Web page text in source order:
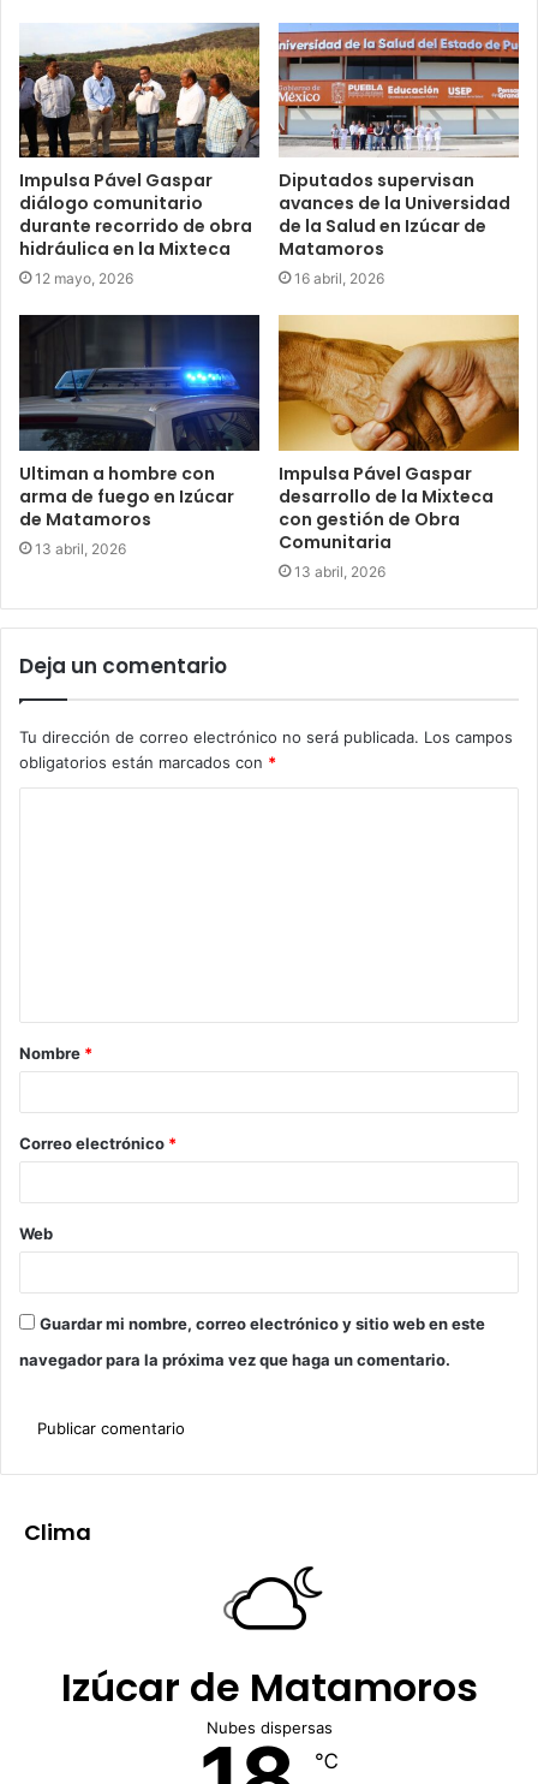
Impulsa Pável Gaspar
diálogo comunitario
durante recorrido de obra
hidráulica en la Mixteca
12 mayo, 2026
Diputados supervisan
avances de la Universidad
de la Salud en Izúcar de
Matamoros
16 abril, 2026
Ultiman a hombre con
arma de fuego en Izúcar
de Matamoros
13 abril, 2026
Impulsa Pável Gaspar
desarrollo de la Mixteca
con gestión de Obra
Comunitaria
13 abril, 2026
Deja un comentario
Tu dirección de correo electrónico no será publicada. Los campos
obligatorios están marcados con *
Nombre *
Correo electrónico *
Web
Guardar mi nombre, correo electrónico y sitio web en este
navegador para la próxima vez que haga un comentario.
Clima
Izúcar de Matamoros
Nubes dispersas
℃